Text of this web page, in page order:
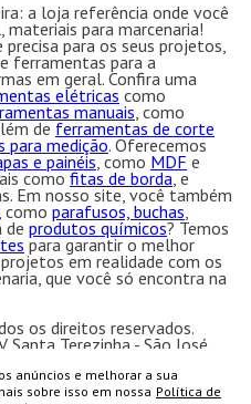
anúncios e melhorar a sua
sobre isso em nossa Política de
COMPRAR
a loja referência onde você
materiais para marcenaria!
para os seus projetos,
ferramentas para a
em geral. Confira uma
elétricas como
manuais, como
de ferramentas de corte
para medição. Oferecemos
e painéis, como MDF e
como fitas de borda, e
Em nosso site, você também
, como parafusos, buchas,
de produtos químicos? Temos
para garantir o melhor
em realidade com os
que você só encontra na
os direitos reservados.
Santa Terezinha - São José
& Ramuth LTDA - Loja